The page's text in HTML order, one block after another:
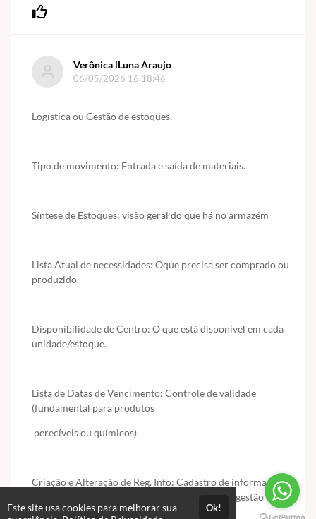
Verônica lLuna Araujo
06/05/2026 16:18:46
Logística ou Gestão de estoques.
Tipo de movimento: Entrada e saída de materiais.
Síntese de Estoques: visão geral do que há no armazém
Lista Atual de necessidades: Oque precisa ser comprado ou
produzido.
Disponibilidade de Centro: O que está disponível em cada
unidade/estoque.
Lista de Datas de Vencimento: Controle de validade
(fundamental para produtos
perecíveis ou químicos).
Criação e Alteração de Reg. Info: Cadastro de informações
de registro no sistema(comum em sistemas de gestão
como o SAP).
Este site usa cookies para melhorar sua
Ok!